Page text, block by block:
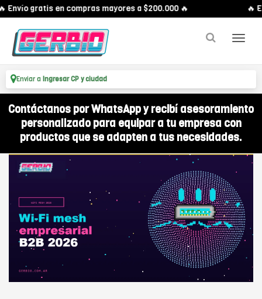
gratis en compras mayores a $200.000 🔥 🔥
Enviar a Ingresar CP y ciudad
Contáctanos por WhatsApp y recibí asesoramiento
personalizado para equipar a tu empresa con
productos que se adapten a tus necesidades.